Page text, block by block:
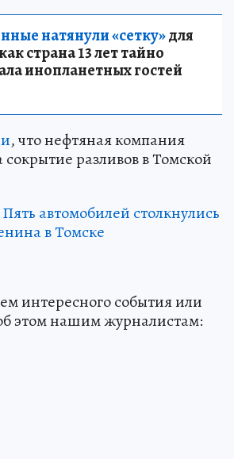
натянули «сетку»для
страна 13 лет тайно
инопланетных гостей
, что нефтяная компания
разливов в Томской
Пять автомобилей столкнулись
в Томске
интересного события или
этом нашим журналистам: